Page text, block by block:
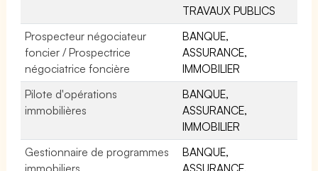
TRAVAUX PUBLICS
Prospecteur négociateur
foncier / Prospectrice
négociatrice foncière
BANQUE,
ASSURANCE,
IMMOBILIER
Pilote d'opérations
immobilières
BANQUE,
ASSURANCE,
IMMOBILIER
Gestionnaire de programmes
immobiliers
BANQUE,
ASSURANCE,